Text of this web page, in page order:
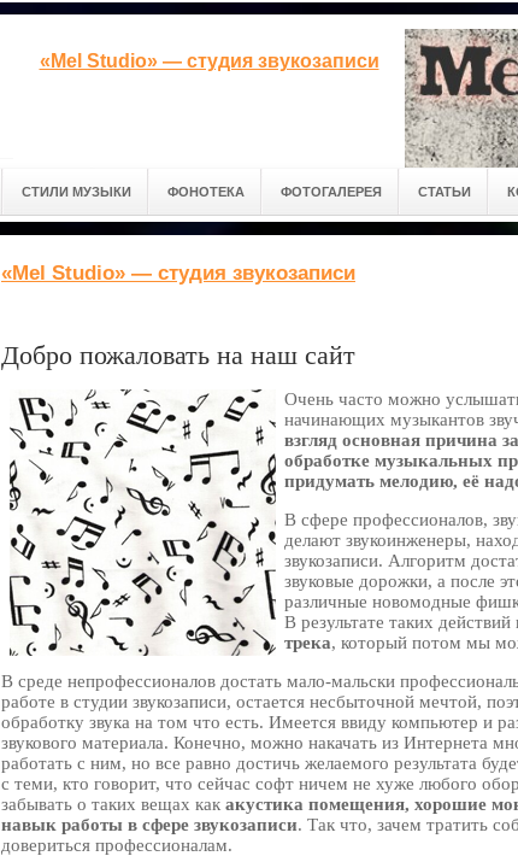
«Mel Studio» — студия звукозаписи
СТИЛИ МУЗЫКИ ФОНОТЕКА ФОТОГАЛЕРЕЯ СТАТЬИ
«Mel Studio» — студия звукозаписи
Добро пожаловать на наш сайт
Очень часто можно
начинающих музыкантов
взгляд основная причина
обработке музыкальных
придумать мелодию, её
В сфере профессионалов,
делают звукоинженеры,
звукозаписи. Алгоритм
звуковые дорожки, а после
различные новомодные
В результате таких
трека, который потом мы
В среде непрофессионалов достать мало-мальски
работе в студии звукозаписи, остается несбыточной мечтой,
обработку звука на том что есть. Имеется ввиду компьютер и
звукового материала. Конечно, можно накачать из Интернета
работать с ним, но все равно достичь желаемого результата
с теми, кто говорит, что сейчас софт ничем не хуже любого
забывать о таких вещах как акустика помещения, хорошие
навык работы в сфере звукозаписи. Так что, зачем тратить
довериться профессионалам.